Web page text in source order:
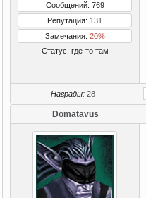
Сообщений: 769
Репутация: 131
Замечания: 20%
Статус: где-то там
Награды: 28
Domatavus